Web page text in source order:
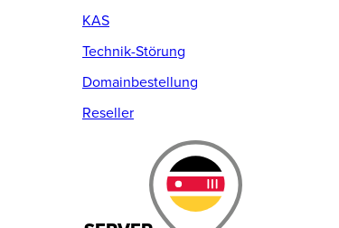
KAS
Technik-Störung
Domainbestellung
Reseller